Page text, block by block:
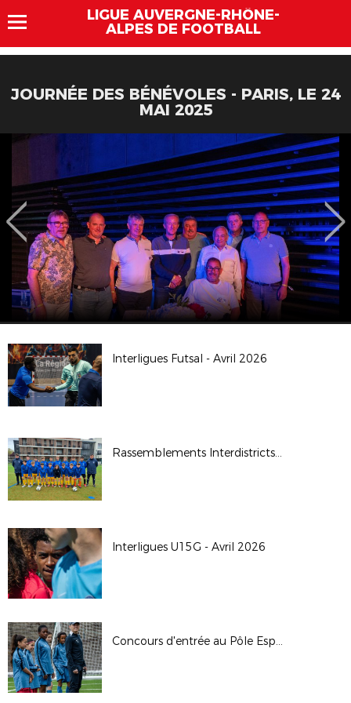
LIGUE AUVERGNE-RHÔNE-
ALPES DE FOOTBALL
JOURNÉE DES BÉNÉVOLES - PARIS, LE 24
MAI 2025
Interligues Futsal - Avril 2026
Rassemblements Interdistricts U14G - Avr. 2026
Interligues U15G - Avril 2026
Concours d'entrée au Pôle Espoirs - 2026